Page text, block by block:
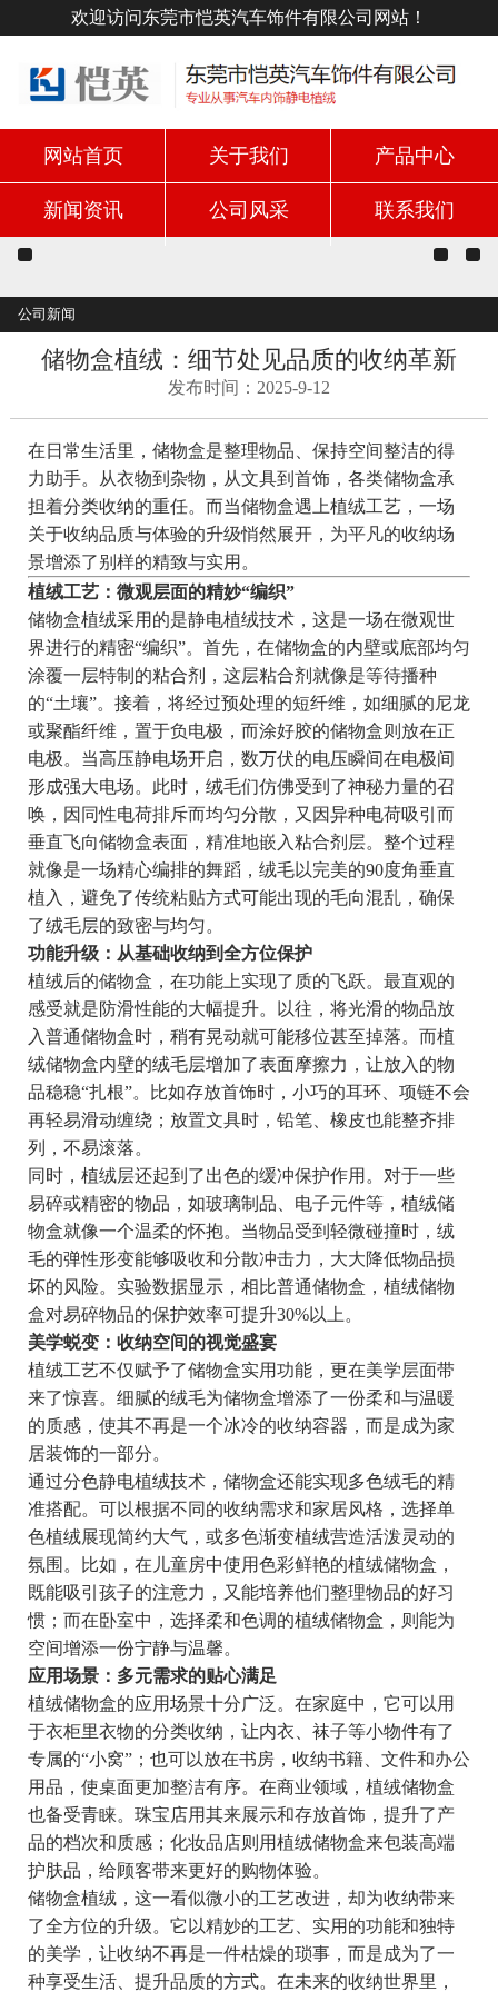
欢迎访问东莞市恺英汽车饰件有限公司网站！
网站首页 关于我们 产品中心
新闻资讯 公司风采 联系我们
公司新闻
储物盒植绒：细节处见品质的收纳革新
发布时间：2025-9-12
在日常生活里，储物盒是整理物品、保持空间整洁的得
力助手。从衣物到杂物，从文具到首饰，各类储物盒承
担着分类收纳的重任。而当储物盒遇上植绒工艺，一场
关于收纳品质与体验的升级悄然展开，为平凡的收纳场
景增添了别样的精致与实用。
植绒工艺：微观层面的精妙“编织”
储物盒植绒采用的是静电植绒技术，这是一场在微观世
界进行的精密“编织”。首先，在储物盒的内壁或底部均匀
涂覆一层特制的粘合剂，这层粘合剂就像是等待播种
的“土壤”。接着，将经过预处理的短纤维，如细腻的尼龙
或聚酯纤维，置于负电极，而涂好胶的储物盒则放在正
电极。当高压静电场开启，数万伏的电压瞬间在电极间
形成强大电场。此时，绒毛们仿佛受到了神秘力量的召
唤，因同性电荷排斥而均匀分散，又因异种电荷吸引而
垂直飞向储物盒表面，精准地嵌入粘合剂层。整个过程
就像是一场精心编排的舞蹈，绒毛以完美的90度角垂直
植入，避免了传统粘贴方式可能出现的毛向混乱，确保
了绒毛层的致密与均匀。
功能升级：从基础收纳到全方位保护
植绒后的储物盒，在功能上实现了质的飞跃。最直观的
感受就是防滑性能的大幅提升。以往，将光滑的物品放
入普通储物盒时，稍有晃动就可能移位甚至掉落。而植
绒储物盒内壁的绒毛层增加了表面摩擦力，让放入的物
品稳稳“扎根”。比如存放首饰时，小巧的耳环、项链不会
再轻易滑动缠绕；放置文具时，铅笔、橡皮也能整齐排
列，不易滚落。
同时，植绒层还起到了出色的缓冲保护作用。对于一些
易碎或精密的物品，如玻璃制品、电子元件等，植绒储
物盒就像一个温柔的怀抱。当物品受到轻微碰撞时，绒
毛的弹性形变能够吸收和分散冲击力，大大降低物品损
坏的风险。实验数据显示，相比普通储物盒，植绒储物
盒对易碎物品的保护效率可提升30%以上。
美学蜕变：收纳空间的视觉盛宴
植绒工艺不仅赋予了储物盒实用功能，更在美学层面带
来了惊喜。细腻的绒毛为储物盒增添了一份柔和与温暖
的质感，使其不再是一个冰冷的收纳容器，而是成为家
居装饰的一部分。
通过分色静电植绒技术，储物盒还能实现多色绒毛的精
准搭配。可以根据不同的收纳需求和家居风格，选择单
色植绒展现简约大气，或多色渐变植绒营造活泼灵动的
氛围。比如，在儿童房中使用色彩鲜艳的植绒储物盒，
既能吸引孩子的注意力，又能培养他们整理物品的好习
惯；而在卧室中，选择柔和色调的植绒储物盒，则能为
空间增添一份宁静与温馨。
应用场景：多元需求的贴心满足
植绒储物盒的应用场景十分广泛。在家庭中，它可以用
于衣柜里衣物的分类收纳，让内衣、袜子等小物件有了
专属的“小窝”；也可以放在书房，收纳书籍、文件和办公
用品，使桌面更加整洁有序。在商业领域，植绒储物盒
也备受青睐。珠宝店用其来展示和存放首饰，提升了产
品的档次和质感；化妆品店则用植绒储物盒来包装高端
护肤品，给顾客带来更好的购物体验。
储物盒植绒，这一看似微小的工艺改进，却为收纳带来
了全方位的升级。它以精妙的工艺、实用的功能和独特
的美学，让收纳不再是一件枯燥的琐事，而是成为了一
种享受生活、提升品质的方式。在未来的收纳世界里，